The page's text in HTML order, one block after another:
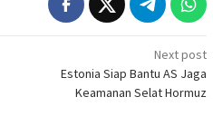
Next post
Estonia Siap Bantu AS Jaga
Keamanan Selat Hormuz